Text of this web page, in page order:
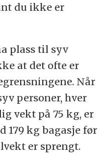
du ikke er
plass til syv
at det ofte er
Når
personer, hver
vekt på 75 kg, er
179 kg bagasje før
er sprengt.